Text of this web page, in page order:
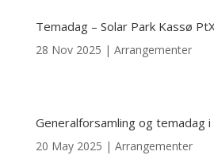
Temadag – Solar Park Kassø
28 Nov 2025 | Arrangementer
Generalforsamling og temadag
20 May 2025 | Arrangementer